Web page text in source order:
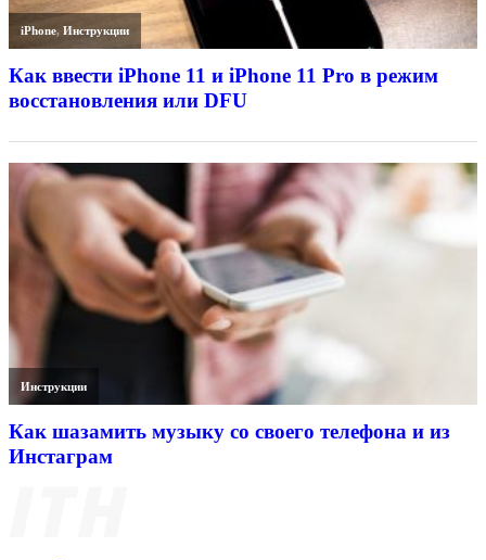
iPhone,Инструкции
Как ввести iPhone 11 и iPhone 11 Pro в режим
восстановления или DFU
Инструкции
Как шазамить музыку со своего телефона и из
Инстаграм